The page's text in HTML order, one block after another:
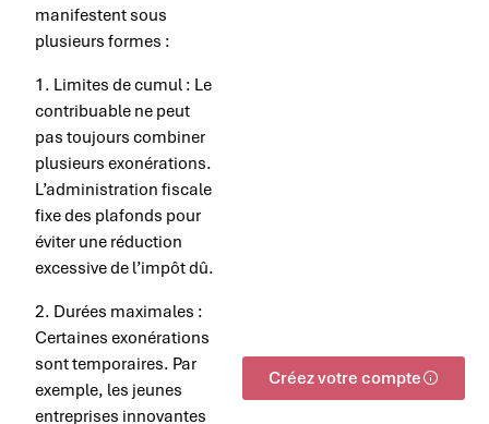
manifestent sous
plusieurs formes :
1. Limites de cumul : Le
contribuable ne peut
pas toujours combiner
plusieurs exonérations.
L’administration fiscale
fixe des plafonds pour
éviter une réduction
excessive de l’impôt dû.
2. Durées maximales :
Certaines exonérations
sont temporaires. Par
exemple, les jeunes
entreprises innovantes
Créez votre compte